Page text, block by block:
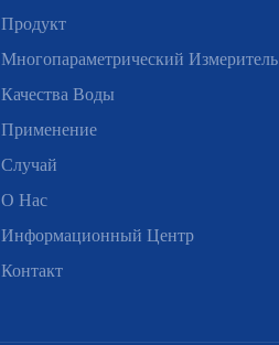
Продукт
Многопараметрический Измеритель
Качества Воды
Применение
Случай
О Нас
Информационный Центр
Контакт